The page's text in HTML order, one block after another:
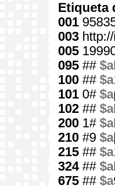
Etiqueta
001
003
005
095 ## $a
100 ## $a
101 0# $a
102 ## $a
200 1# $a
210 #9 $a
215 ## $a
324## $a
675 ## $a